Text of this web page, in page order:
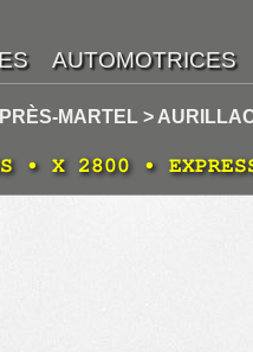
MARTEL >
• X 2800 •